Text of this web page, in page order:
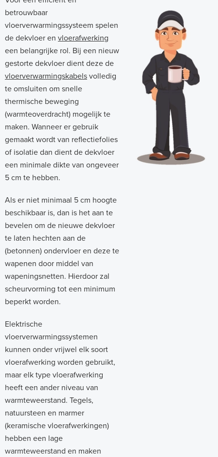
betrouwbaar
vloerverwarmingssysteem spelen
de dekvloer en vloerafwerking
een belangrijke rol. Bij een nieuw
gestorte dekvloer dient deze de
vloerverwarmingskabels volledig
te omsluiten om snelle
thermische beweging
(warmteoverdracht) mogelijk te
maken. Wanneer er gebruik
gemaakt wordt van reflectiefolies
of isolatie dan dient de dekvloer
een minimale dikte van ongeveer
5 cm te hebben.
Als er niet minimaal 5 cm hoogte
beschikbaar is, dan is het aan te
bevelen om de nieuwe dekvloer
te laten hechten aan de
(betonnen) ondervloer en deze te
wapenen door middel van
wapeningsnetten. Hierdoor zal
scheurvorming tot een minimum
beperkt worden.
Elektrische
vloerverwarmingssystemen
kunnen onder vrijwel elk soort
vloerafwerking worden gebruikt,
maar elk type vloerafwerking
heeft een ander niveau van
warmteweerstand. Tegels,
natuursteen en marmer
(keramische vloerafwerkingen)
hebben een lage
warmteweerstand en maken